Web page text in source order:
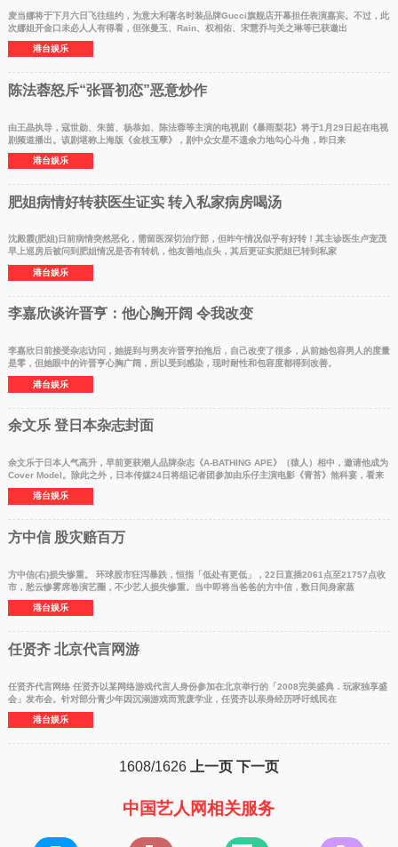
麦当娜将于下月六日飞往纽约，为意大利著名时装品牌Gucci旗舰店开幕担任表演嘉宾。不过，此
次娜姐开金口未必人人有得看，但张曼玉、Rain、权相佑、宋慧乔与关之琳等已获邀出
港台娱乐
陈法蓉怒斥“张晋初恋”恶意炒作
由王晶执导，寇世勋、朱茵、杨恭如、陈法蓉等主演的电视剧《暴雨梨花》将于1月29日起在电视
剧频道播出。该剧堪称上海版《金枝玉孽》，剧中众女星不遗余力地勾心斗角，昨日来
港台娱乐
肥姐病情好转获医生证实 转入私家病房喝汤
沈殿霞(肥姐)日前病情突然恶化，需留医深切治疗部，但昨午情况似乎有好转！其主诊医生卢宠茂
早上巡房后被问到肥姐情况是否有转机，他友善地点头，其后更证实肥姐已转到私家
港台娱乐
李嘉欣谈许晋亨：他心胸开阔 令我改变
李嘉欣日前接受杂志访问，她提到与男友许晋亨拍拖后，自己改变了很多，从前她包容男人的度量
是零，但她眼中的许晋亨心胸广阔，所以受到感染，现时耐性和包容度都得到改善。
港台娱乐
余文乐 登日本杂志封面
余文乐于日本人气高升，早前更获潮人品牌杂志《A-BATHING APE》（猿人）相中，邀请他成为
Cover Model。除此之外，日本传媒24日将组记者团参加由乐仔主演电影《青苔》煞科宴，看来
港台娱乐
方中信 股灾赔百万
方中信(右)损失惨重。 环球股市狂泻暴跌，恒指「低处有更低」，22日直插2061点至21757点收
市，愁云惨雾席卷演艺圈，不少艺人损失惨重。当中即将当爸爸的方中信，数日间身家蒸
港台娱乐
任贤齐 北京代言网游
任贤齐代言网络 任贤齐以某网络游戏代言人身份参加在北京举行的「2008完美盛典．玩家独享盛
会」发布会。针对部分青少年因沉溺游戏而荒废学业，任贤齐以亲身经历呼吁线民在
港台娱乐
1608/1626 上一页 下一页
中国艺人网相关服务